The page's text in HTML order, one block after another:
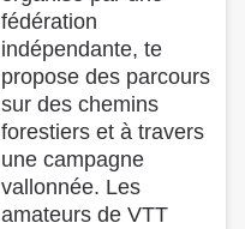
fédération
indépendante, te
propose des parcours
sur des chemins
forestiers et à travers
une campagne
vallonnée. Les
amateurs de VTT